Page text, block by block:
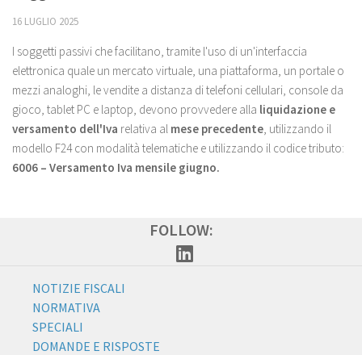
16 LUGLIO 2025
I soggetti passivi che facilitano, tramite l'uso di un'interfaccia
elettronica quale un mercato virtuale, una piattaforma, un portale o
mezzi analoghi, le vendite a distanza di telefoni cellulari, console da
gioco, tablet PC e laptop, devono provvedere alla liquidazione e
versamento dell'Iva relativa al mese precedente, utilizzando il
modello F24 con modalità telematiche e utilizzando il codice tributo:
6006 – Versamento Iva mensile giugno.
FOLLOW:
NOTIZIE FISCALI
NORMATIVA
SPECIALI
DOMANDE E RISPOSTE